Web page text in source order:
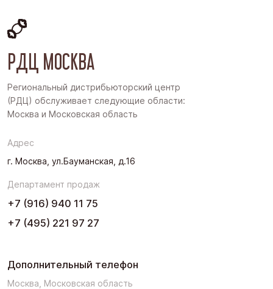
Восточная Сибирь
Дальний Восток
Поволжье
Урал
РДЦ МОСКВА
Региональный дистрибьюторский центр
(РДЦ) обслуживает следующие области:
Москва и Московская область
Адрес
г. Москва, ул.Бауманская, д.16
Департамент продаж
+7 (916) 940 11 75
+7 (495) 221 97 27
Дополнительный телефон
Москва, Московская область